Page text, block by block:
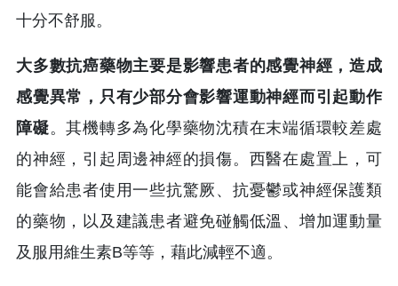
十分不舒服。
大多數抗癌藥物主要是影響患者的感覺神經，造成
感覺異常，只有少部分會影響運動神經而引起動作
障礙。其機轉多為化學藥物沈積在末端循環較差處
的神經，引起周邊神經的損傷。西醫在處置上，可
能會給患者使用一些抗驚厥、抗憂鬱或神經保護類
的藥物，以及建議患者避免碰觸低溫、增加運動量
及服用維生素B等等，藉此減輕不適。